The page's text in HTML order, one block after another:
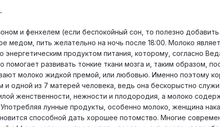
и фенхелем (если беспокойный сон, то полезно
медом, пить желательно на ночь после 18:00. Молоко
энергетическим продуктом питания, которому, согласно
помогает развивать тонкие ткани мозга и, таким образом,
молоко жидкой премой, или любовью. Именно поэтому
одной из 7 матерей человека, ведь она бескорыстно
женственности, нежности и плодородия, а молоко
лунные продукты, особенно молоко, женщина
способной дать хорошее потомство. Многие